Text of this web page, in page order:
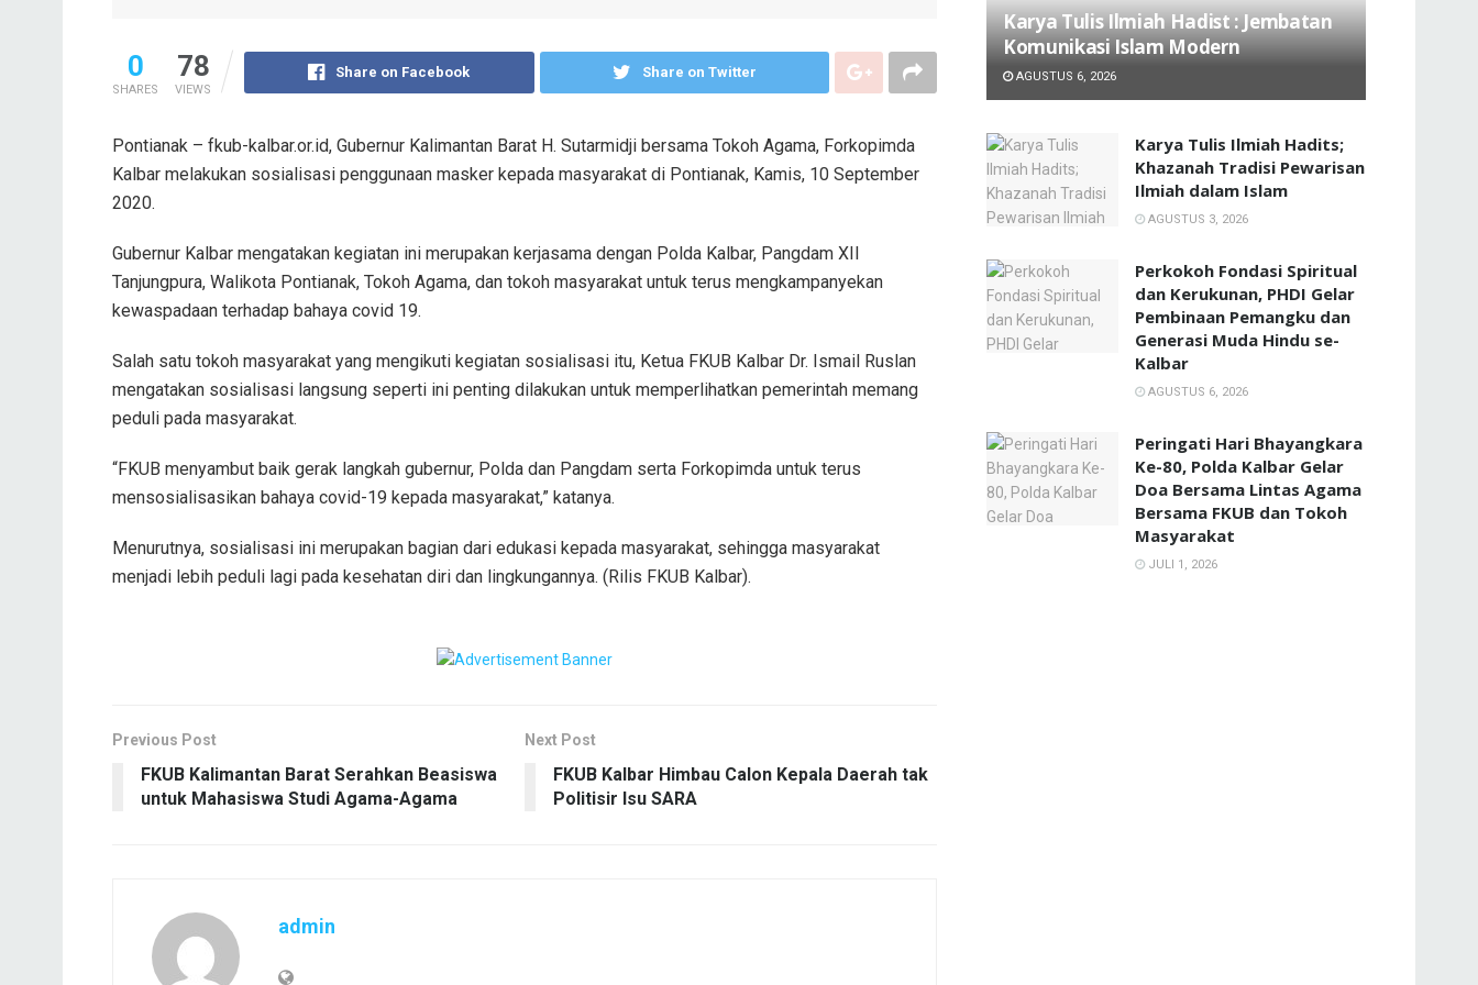
0
SHARES
78
VIEWS
Share on Facebook Share on Twitter
Pontianak – fkub-kalbar.or.id, Gubernur Kalimantan Barat H. Sutarmidji bersama Tokoh Agama, Forkopimda
Kalbar melakukan sosialisasi penggunaan masker kepada masyarakat di Pontianak, Kamis, 10 September
2020.
Gubernur Kalbar mengatakan kegiatan ini merupakan kerjasama dengan Polda Kalbar, Pangdam XII
Tanjungpura, Walikota Pontianak, Tokoh Agama, dan tokoh masyarakat untuk terus mengkampanyekan
kewaspadaan terhadap bahaya covid 19.
Salah satu tokoh masyarakat yang mengikuti kegiatan sosialisasi itu, Ketua FKUB Kalbar Dr. Ismail Ruslan
mengatakan sosialisasi langsung seperti ini penting dilakukan untuk memperlihatkan pemerintah memang
peduli pada masyarakat.
“FKUB menyambut baik gerak langkah gubernur, Polda dan Pangdam serta Forkopimda untuk terus
mensosialisasikan bahaya covid-19 kepada masyarakat,” katanya.
Menurutnya, sosialisasi ini merupakan bagian dari edukasi kepada masyarakat, sehingga masyarakat
menjadi lebih peduli lagi pada kesehatan diri dan lingkungannya. (Rilis FKUB Kalbar).
Previous Post
FKUB Kalimantan Barat Serahkan Beasiswa
untuk Mahasiswa Studi Agama-Agama
Next Post
FKUB Kalbar Himbau Calon Kepala Daerah tak
Politisir Isu SARA
admin
Karya Tulis Ilmiah Hadist : Jembatan
Komunikasi Islam Modern
AGUSTUS 6, 2026
Karya Tulis Ilmiah Hadits;
Khazanah Tradisi Pewarisan
Ilmiah dalam Islam
AGUSTUS 3, 2026
Perkokoh Fondasi Spiritual
dan Kerukunan, PHDI Gelar
Pembinaan Pemangku dan
Generasi Muda Hindu se-
Kalbar
AGUSTUS 6, 2026
Peringati Hari Bhayangkara
Ke-80, Polda Kalbar Gelar
Doa Bersama Lintas Agama
Bersama FKUB dan Tokoh
Masyarakat
JULI 1, 2026